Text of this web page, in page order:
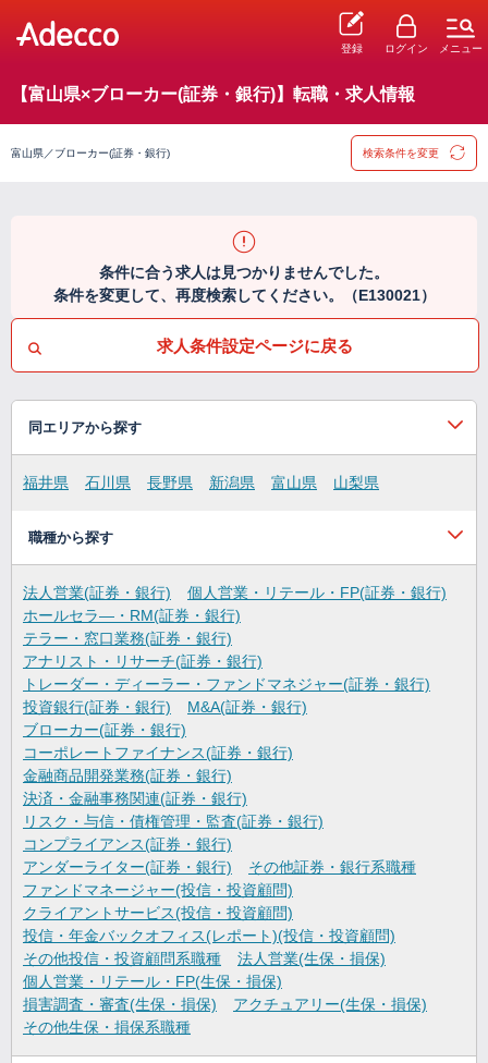
登録 ログイン メニュー
【富山県×ブローカー(証券・銀行)】転職・求人情報
富山県／ブローカー(証券・銀行) 検索条件を変更
条件に合う求人は見つかりませんでした。
条件を変更して、再度検索してください。（E130021）
求人条件設定ページに戻る
同エリアから探す
福井県 石川県 長野県 新潟県 富山県 山梨県
職種から探す
法人営業(証券・銀行)
個人営業・リテール・FP(証券・銀行)
ホールセラ―・RM(証券・銀行)
テラー・窓口業務(証券・銀行)
アナリスト・リサーチ(証券・銀行)
トレーダー・ディーラー・ファンドマネジャー(証券・銀行)
投資銀行(証券・銀行)
M&A(証券・銀行)
ブローカー(証券・銀行)
コーポレートファイナンス(証券・銀行)
金融商品開発業務(証券・銀行)
決済・金融事務関連(証券・銀行)
リスク・与信・債権管理・監査(証券・銀行)
コンプライアンス(証券・銀行)
アンダーライター(証券・銀行)
その他証券・銀行系職種
ファンドマネージャー(投信・投資顧問)
クライアントサービス(投信・投資顧問)
投信・年金バックオフィス(レポート)(投信・投資顧問)
その他投信・投資顧問系職種
法人営業(生保・損保)
個人営業・リテール・FP(生保・損保)
損害調査・審査(生保・損保)
アクチュアリー(生保・損保)
その他生保・損保系職種